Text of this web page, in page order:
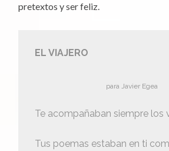
pretextos y ser feliz.
EL VIAJERO
para Javier Egea
Te acompañaban siempre los
Tus poemas estaban en ti